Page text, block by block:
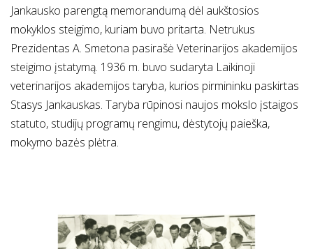
Jankausko parengtą memorandumą dėl aukštosios
mokyklos steigimo, kuriam buvo pritarta. Netrukus
Prezidentas A. Smetona pasirašė Veterinarijos akademijos
steigimo įstatymą. 1936 m. buvo sudaryta Laikinoji
veterinarijos akademijos taryba, kurios pirmininku paskirtas
Stasys Jankauskas. Taryba rūpinosi naujos mokslo įstaigos
statuto, studijų programų rengimu, dėstytojų paieška,
mokymo bazės plėtra.